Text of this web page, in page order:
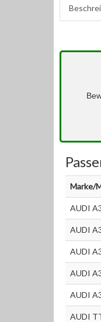
Marke/
AUDI
AUDI
AUDI
AUDI
AUDI
AUDI